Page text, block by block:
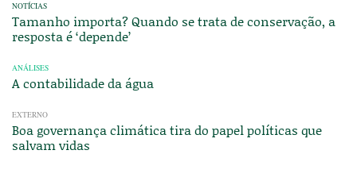
NOTÍCIAS
Tamanho importa? Quando se trata de conservação, a
resposta é ‘depende’
ANÁLISES
A contabilidade da água
EXTERNO
Boa governança climática tira do papel políticas que
salvam vidas